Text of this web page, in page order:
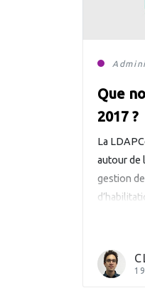
Que
2017 ?
La
autour de
gestion
Cologne
États-